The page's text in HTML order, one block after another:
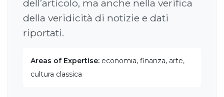
dell’articolo, ma anche nella verifica
della veridicità di notizie e dati
riportati.
Areas of Expertise: economia, finanza, arte,
cultura classica